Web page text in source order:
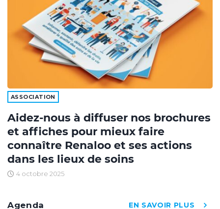
ASSOCIATION
Aidez-nous à diffuser nos brochures
et affiches pour mieux faire
connaître Renaloo et ses actions
dans les lieux de soins
4 octobre 2025
Agenda EN SAVOIR PLUS